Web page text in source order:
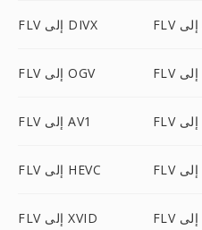
FLV إلى DIVX
FLV إلى OGV
FLV إلى AV1
FLV إلى HEVC
FLV إلى XVID